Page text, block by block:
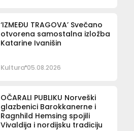
‘IZMEĐU TRAGOVA’ Svečano
otvorena samostalna izložba
Katarine Ivanišin
Kultura 05.08.2026
OČARALI PUBLIKU Norveški
glazbenici Barokkanerne i
Ragnhild Hemsing spojili
Vivaldija i nordijsku tradiciju